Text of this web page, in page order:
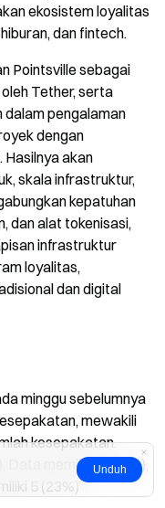
Unduh
ekosistem loyalitas
dan fintech.
Pointsville sebagai
Tether, serta
pengalaman
dengan
akan
skala infrastruktur,
kepatuhan
dan alat tokenisasi,
infrastruktur
loyalitas,
dan digital
minggu sebelumnya
mewakili
kesepakatan.
Data memiliki 5 (23%),
5 (23%)